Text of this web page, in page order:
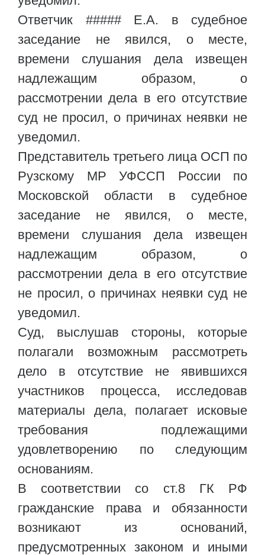
Ответчик ##### Е.А. в судебное
заседание не явился, о месте,
времени слушания дела извещен
надлежащим образом, о
рассмотрении дела в его отсутствие
суд не просил, о причинах неявки не
уведомил.
Представитель третьего лица ОСП по
Рузскому МР УФССП России по
Московской области в судебное
заседание не явился, о месте,
времени слушания дела извещен
надлежащим образом, о
рассмотрении дела в его отсутствие
не просил, о причинах неявки суд не
уведомил.
Суд, выслушав стороны, которые
полагали возможным рассмотреть
дело в отсутствие не явившихся
участников процесса, исследовав
материалы дела, полагает исковые
требования подлежащими
удовлетворению по следующим
основаниям.
В соответствии со ст.8 ГК РФ
гражданские права и обязанности
возникают из оснований,
предусмотренных законом и иными